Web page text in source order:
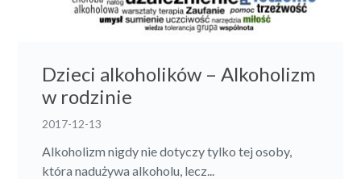
Dzieci alkoholików – Alkoholizm
w rodzinie
2017-12-13
Alkoholizm nigdy nie dotyczy tylko tej osoby,
która nadużywa alkoholu, lecz...